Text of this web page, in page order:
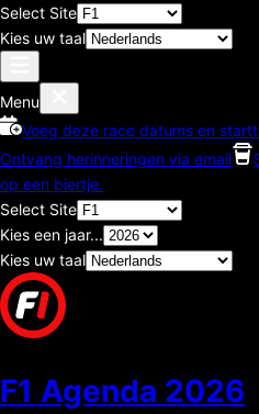
Select Site
Kies uw taal
Menu
Voeg deze race datums en
Ontvang herinneringen via email
op een biertje.
Select Site
Kies een jaar...
Kies uw taal
F1 Agenda 2026